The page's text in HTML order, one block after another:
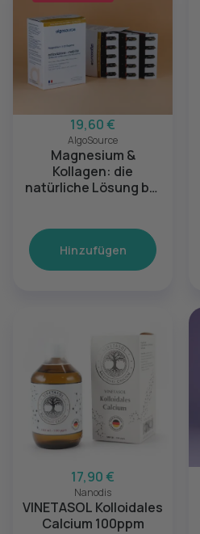
19,60 €
AlgoSource
Magnesium &
Kollagen: die
natürliche Lösung bei
Hinzufügen
17,90 €
Nanodis
VINETASOL Kolloidales
Calcium 100ppm